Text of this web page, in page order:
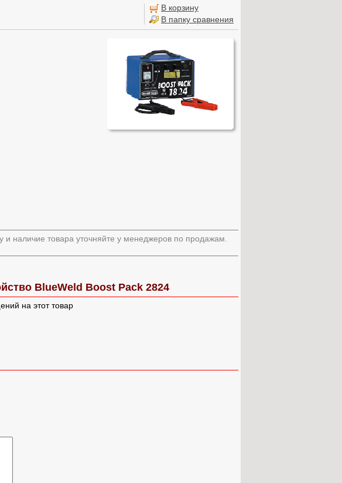
В корзину
В папку сравнения
и наличие товара уточняйте у менеджеров по продажам.
BlueWeld Boost Pack 2824
на этот товар